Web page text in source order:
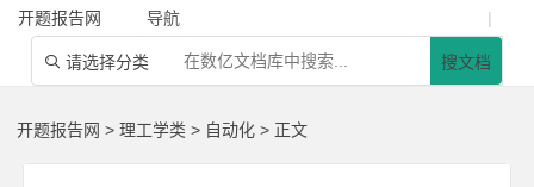
开题报告网 导航 |
 请选择分类 搜文档
开题报告网 >理工学类 > 自动化 > 正文